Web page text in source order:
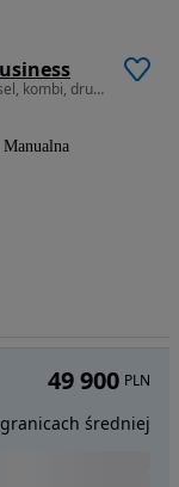
1997 cm3 • 150 KM • Focus 2.0 BlueTitanium, diesel, kombi, drugi właściciel
Manualna
49 900 PLN
średniej